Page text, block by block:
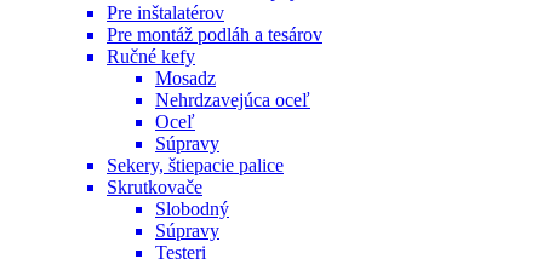
Pre inštalatérov
Pre montáž podláh a tesárov
Ručné kefy
Mosadz
Nehrdzavejúca oceľ
Oceľ
Súpravy
Sekery, štiepacie palice
Skrutkovače
Slobodný
Súpravy
Testeri